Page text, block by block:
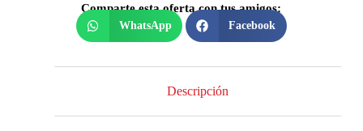
Comparte esta oferta con tus amigos:
WhatsApp Facebook
Descripción